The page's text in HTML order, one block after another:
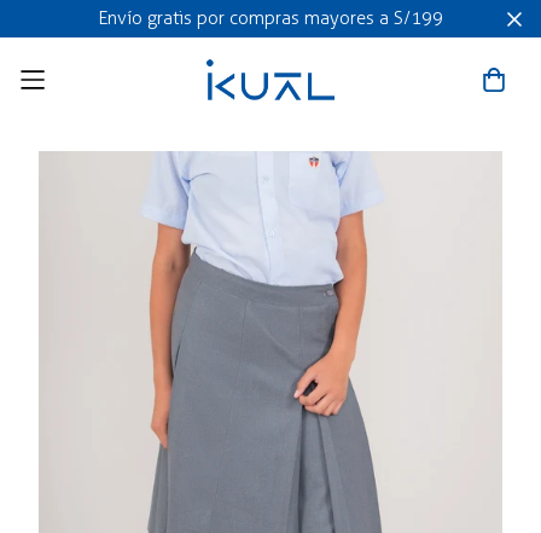
Envío gratis por compras mayores a S/199